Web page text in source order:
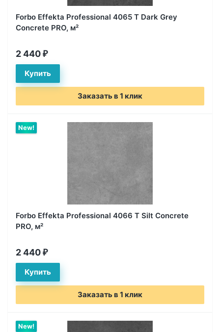
Forbo Effekta Professional 4065 T Dark Grey
Concrete PRO, м²
2 440 ₽
Заказать в 1 клик
Forbo Effekta Professional 4066 T Silt Concrete
PRO, м²
2 440 ₽
Заказать в 1 клик
New!
New!